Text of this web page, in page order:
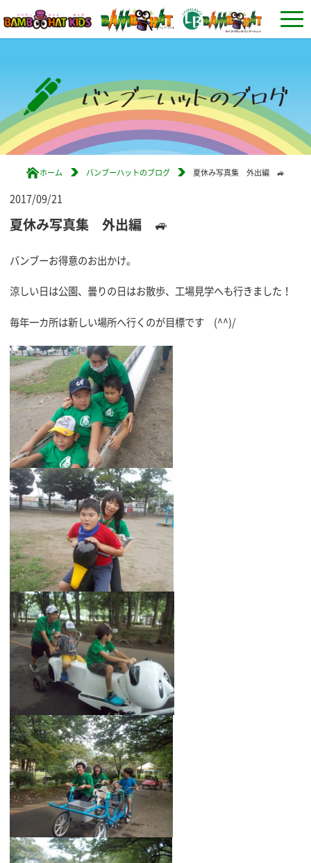
ホーム バンブーハットのブログ 夏休み写真集 外出編 🚙
2017/09/21
夏休み写真集 外出編 🚙
バンブーお得意のお出かけ。
涼しい日は公園、曇りの日はお散歩、工場見学へも行きました！
毎年一カ所は新しい場所へ行くのが目標です (^^)/